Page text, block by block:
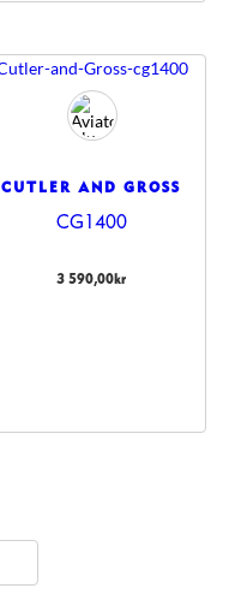
CUTLER AND GROSS
CG1400
3 590,00kr